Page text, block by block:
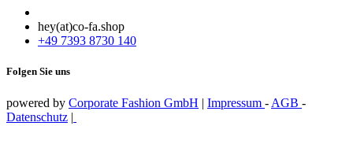
hey(at)co-fa.shop
+49 7393 8730 140
Folgen Sie uns
powered by Corporate Fashion GmbH | Impressum - AGB -
Datenschutz |